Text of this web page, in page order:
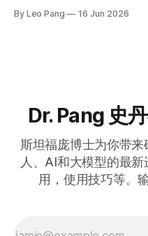
By Leo Pang 16 Jun 2026
Dr. Pang 史
斯坦福庞博士为你带
人、AI和大模型的最
用，使用技巧等。